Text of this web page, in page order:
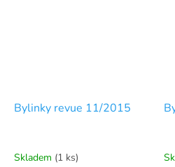
Bylinky revue 11/2015
Skladem (1 ks)